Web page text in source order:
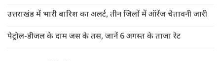
उत्तराखंड में भारी बारिश का अलर्ट, तीन जिलों में ऑरेंज चेतावनी जारी
पेट्रोल-डीजल के दाम जस के तस, जानें 6 अगस्त के ताजा रेट